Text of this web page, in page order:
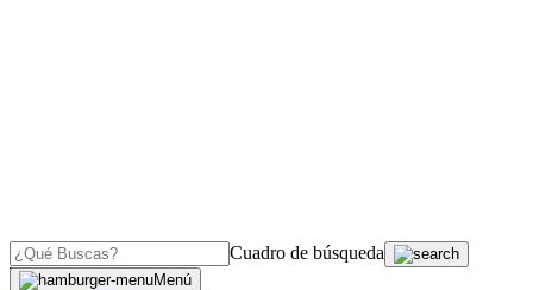
Cuadro de búsqueda
Menú
OJO